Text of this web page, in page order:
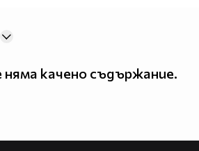
качено съдържание.